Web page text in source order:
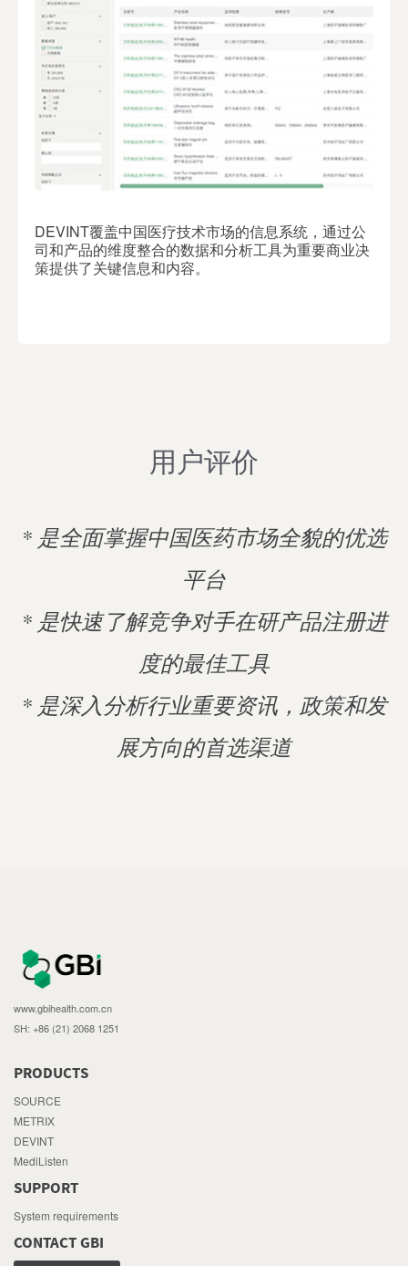
DEVINT覆盖中国医疗技术市场的信息系统，通过公
司和产品的维度整合的数据和分析工具为重要商业决
策提供了关键信息和内容。
用户评价
* 是全面掌握中国医药市场全貌的优选
平台
* 是快速了解竞争对手在研产品注册进
度的最佳工具
* 是深入分析行业重要资讯，政策和发
展方向的首选渠道
www.gbihealth.com.cn
SH: +86 (21) 2068 1251
PRODUCTS
SOURCE
METRIX
DEVINT
MediListen
SUPPORT
System requirements
CONTACT GBI